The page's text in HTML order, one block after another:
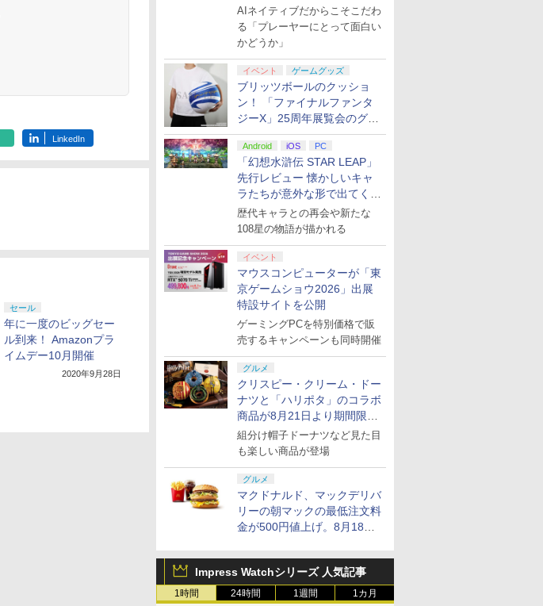
る“AI活用の信念”とは？【講
演レポート】
AIネイティブだからこそこだわ
る「プレーヤーにとって面白い
かどうか」
イベント ゲームグッズ
ブリッツボールのクッショ
ン！ 「ファイナルファンタ
ジーX」25周年展覧会のグッ
ズ情報が公開
Android iOS PC
「幻想水滸伝 STAR LEAP」
先行レビュー 懐かしいキャ
ラたちが意外な形で出てくる
シリーズ完全新作！
歴代キャラとの再会や新たな
108星の物語が描かれる
イベント
マウスコンピューターが「東
京ゲームショウ2026」出展
特設サイトを公開
ゲーミングPCを特別価格で販
売するキャンペーンも同時開催
グルメ
クリスピー・クリーム・ドー
ナツと「ハリポタ」のコラボ
商品が8月21日より期間限定
で発売
組分け帽子ドーナツなど見た目
も楽しい商品が登場
グルメ
マクドナルド、マックデリバ
リーの朝マックの最低注文料
金が500円値上げ。8月18日
Impress Watchシリーズ 人気記事
1時間 24時間 1週間 1カ月
LinkedIn
セール
年に一度のビッグセー
ル到来！ Amazonプラ
イムデー10月開催
2020年9月28日